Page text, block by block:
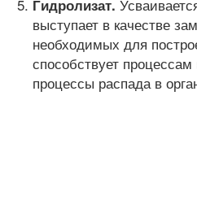
Гидролизат.
выступает в качестве
необходимых для
способствует
процессы распада в